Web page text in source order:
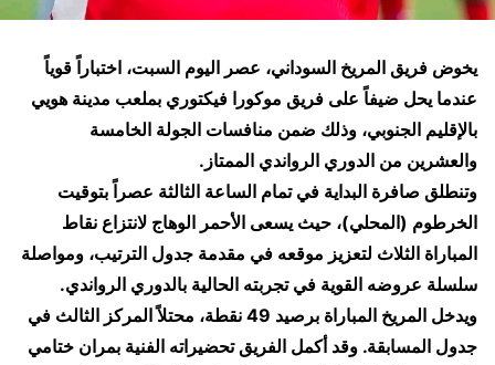
يخوض فريق المريخ السوداني، عصر اليوم السبت، اختباراً قوياً
عندما يحل ضيفاً على فريق موكورا فيكتوري بملعب مدينة هويي
بالإقليم الجنوبي، وذلك ضمن منافسات الجولة الخامسة
والعشرين من الدوري الرواندي الممتاز.
وتنطلق صافرة البداية في تمام الساعة الثالثة عصراً بتوقيت
الخرطوم (المحلي)، حيث يسعى الأحمر الوهاج لانتزاع نقاط
المباراة الثلاث لتعزيز موقعه في مقدمة جدول الترتيب، ومواصلة
سلسلة عروضه القوية في تجربته الحالية بالدوري الرواندي.
ويدخل المريخ المباراة برصيد 49 نقطة، محتلاً المركز الثالث في
جدول المسابقة. وقد أكمل الفريق تحضيراته الفنية بمران ختامي